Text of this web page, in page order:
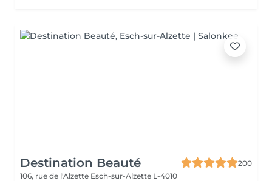
Destination Beauté
200
106, rue de l'Alzette Esch-sur-Alzette L-4010